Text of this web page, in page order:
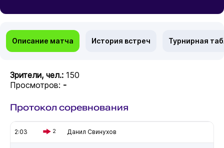
Описание матча История встреч Турнирная
Зрители, чел.: 150
Просмотров: -
Протокол соревнования
2:03 2 Данил Свинухов